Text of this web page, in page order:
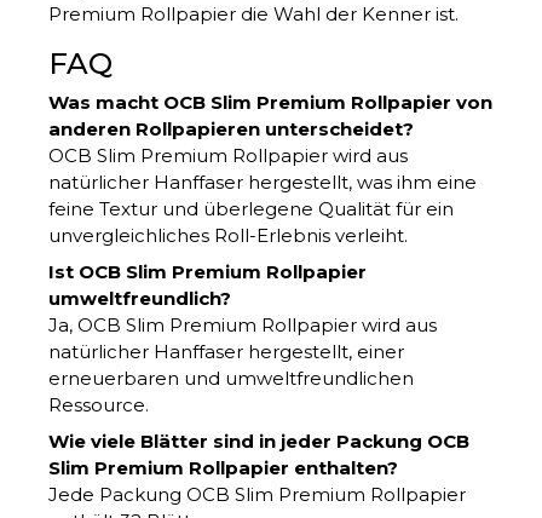
Premium Rollpapier die Wahl der Kenner ist.
FAQ
Was macht OCB Slim Premium Rollpapier von
anderen Rollpapieren unterscheidet?
OCB Slim Premium Rollpapier wird aus
natürlicher Hanffaser hergestellt, was ihm eine
feine Textur und überlegene Qualität für ein
unvergleichliches Roll-Erlebnis verleiht.
Ist OCB Slim Premium Rollpapier
umweltfreundlich?
Ja, OCB Slim Premium Rollpapier wird aus
natürlicher Hanffaser hergestellt, einer
erneuerbaren und umweltfreundlichen
Ressource.
Wie viele Blätter sind in jeder Packung OCB
Slim Premium Rollpapier enthalten?
Jede Packung OCB Slim Premium Rollpapier